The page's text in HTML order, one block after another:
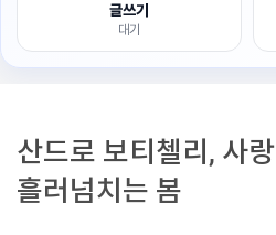
글쓰기
대기
산드로 보티첼리, 사
흘러넘치는 봄